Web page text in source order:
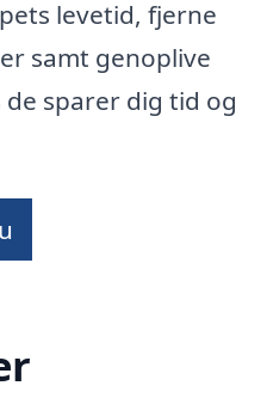
levetid, fjerne
samt genoplive
sparer dig tid og